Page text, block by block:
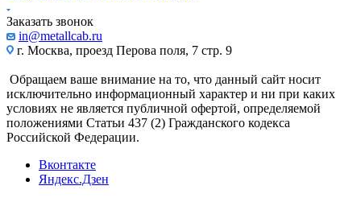
Заказать звонок
in@metallcab.ru
г. Москва, проезд Перова поля, 7 стр. 9
Обращаем ваше внимание на то, что данный сайт носит
исключительно информационный характер и ни при каких
условиях не является публичной офертой, определяемой
положениями Статьи 437 (2) Гражданского кодекса
Российской Федерации.
Вконтакте
Яндекс.Дзен